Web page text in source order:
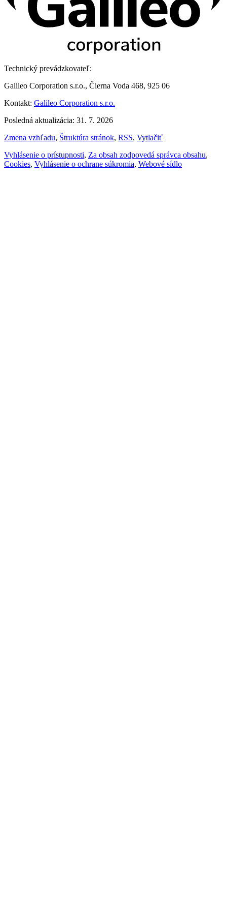
Technický prevádzkovateľ:
Galileo Corporation s.r.o., Čierna Voda 468, 925 06
Kontakt: Galileo Corporation s.r.o.
Posledná aktualizácia: 31. 7. 2026
Zmena vzhľadu, Štruktúra stránok, RSS, Vytlačiť
Vyhlásenie o prístupnosti, Za obsah zodpovedá správca obsahu,
Cookies, Vyhlásenie o ochrane súkromia, Webové sídlo